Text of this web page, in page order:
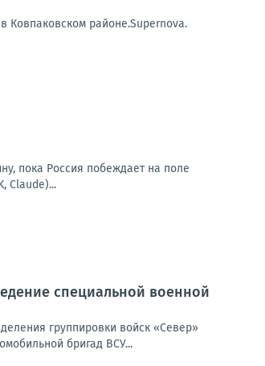
Ковпаковском районе.Supernova.
пока Россия побеждает на поле
Claude)...
специальной военной
группировки войск «Север»
бригад ВСУ...